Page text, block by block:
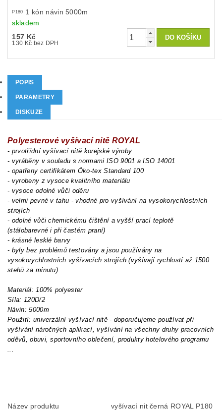
P180 1 kón návin 5000m
skladem
157 Kč
130 Kč bez DPH
POPIS
PARAMETRY
DISKUZE
Polyesterové vyšívací nitě ROYAL
- prvotřídní vyšívací nitě korejské výroby
- vyráběny v souladu s normami ISO 9001 a ISO 14001
- opatřeny certifikátem Öko-tex Standard 100
- vyrobeny z vysoce kvalitního materiálu
- vysoce odolné vůči oděru
- velmi pevné v tahu - vhodné pro vyšívání na vysokorychlostních
strojích
- odolné vůči chemickému čištění a vyšší prací teplotě
(stálobarevné i při častém praní)
- krásné lesklé barvy
- byly bez problémů testovány a jsou používány na
vysokorychlostních vyšívacích strojích (vyšívají rychlostí až 1500
stehů za minutu)
Materiál: 100% polyester
Síla: 120D/2
Návin: 5000m
Použití: univerzální vyšívací nitě - doporučujeme používat při
vyšívání náročných aplikací, vyšívání na všechny druhy pracovních
oděvů, obuvi, sportovního oblečení, produkty hotelového programu
...
Název produktu
vyšívací nit černá ROYAL P180